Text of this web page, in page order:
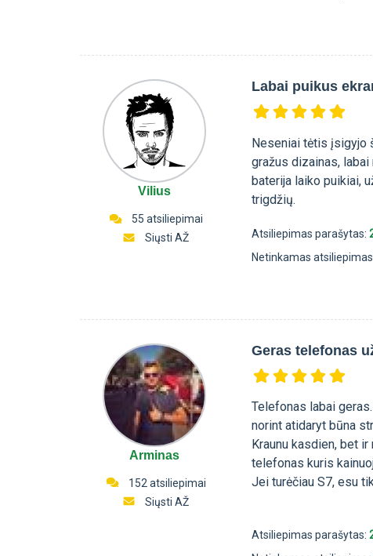
Vilius
55 atsiliepimai
Siųsti AŽ
Labai puikus
Neseniai tėtis įsigyjo
gražus dizainas,
baterija laiko puikiai,
trigdžių.
Atsiliepimas parašytas:
Netinkamas
Arminas
152 atsiliepimai
Siųsti AŽ
Geras telefonas
Telefonas labai
norint atidaryt būna
Kraunu kasdien, bet
telefonas kuris
Jei turėčiau S7, esu
Atsiliepimas parašytas: